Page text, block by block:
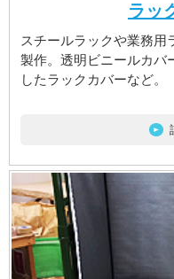
ラッ
スチールラックや業務用
製作。透明ビニールカバ
したラックカバーなど。